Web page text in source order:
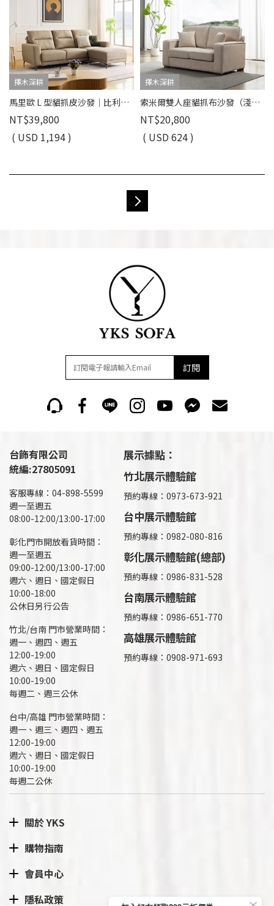
擇木深耕
馬里歐 L 型貓抓皮沙發｜比利時貓抓皮 × 移動式腳椅 × 防潑水耐刮 – 擇木深耕
NT$39,800
( USD 1,194 )
擇木深耕
索米爾雙人座貓抓布沙發（淺米咖）｜擇木深耕
NT$20,800
( USD 624 )
訂閱
台飾有限公司
統編:27805091
客服專線：04-898-5599
週一至週五
08:00-12:00/13:00-17:00
彰化門市開放看貨時間：
週一至週五
09:00-12:00/13:00-17:00
週六、週日、國定假日
10:00-18:00
公休日另行公告
竹北/台南 門市營業時間：
週一、週四、週五
12:00-19:00
週六、週日、國定假日
10:00-19:00
每週二、週三公休
台中/高雄 門市營業時間：
週一、週三、週四、週五
12:00-19:00
週六、週日、國定假日
10:00-19:00
每週二公休
展示據點：
竹北展示體驗館
預約專線：0973-673-921
台中展示體驗館
預約專線：0982-080-816
彰化展示體驗館(總部)
預約專線： 0986-831-528
台南展示體驗館
預約專線：0986-651-770
高雄展示體驗館
預約專線： 0908-971-693
關於 YKS
購物指南
會員中心
隱私政策